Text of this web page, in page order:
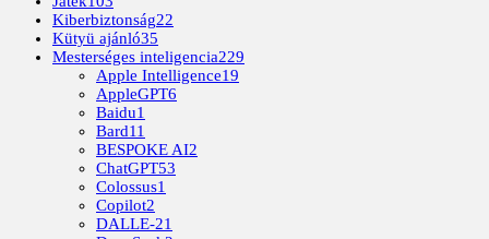
Kiberbiztonság22
Kütyü ajánló35
Mesterséges inteligencia229
Apple Intelligence19
AppleGPT6
Baidu1
Bard11
BESPOKE AI2
ChatGPT53
Colossus1
Copilot2
DALLE-21